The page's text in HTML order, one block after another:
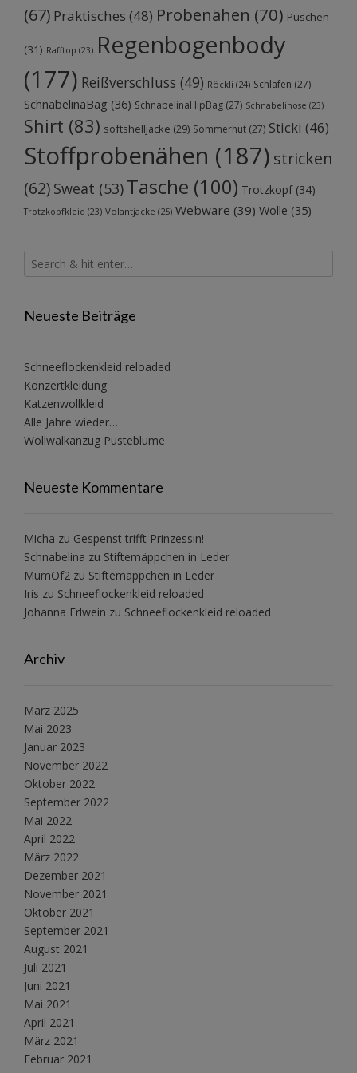
(67) Praktisches (48) Probenähen (70) Puschen
(31) Rafftop (23) Regenbogenbody
(177) Reißverschluss (49) Röckli (24) Schlafen (27)
SchnabelinaBag (36) SchnabelinaHipBag (27) Schnabelinose (23)
Shirt (83) softshelljacke (29) Sommerhut (27) Sticki (46)
Stoffprobenähen (187) stricken
(62) Sweat (53) Tasche (100) Trotzkopf(34)
Trotzkopfkleid (23) Volantjacke (25) Webware (39) Wolle (35)
Neueste Beiträge
Schneeflockenkleid reloaded
Konzertkleidung
Katzenwollkleid
Alle Jahre wieder…
Wollwalkanzug Pusteblume
Neueste Kommentare
Micha zu Gespenst trifft Prinzessin!
Schnabelina zu Stiftemäppchen in Leder
MumOf2 zu Stiftemäppchen in Leder
Iris zu Schneeflockenkleid reloaded
Johanna Erlwein zu Schneeflockenkleid reloaded
Archiv
März 2025
Mai 2023
Januar 2023
November 2022
Oktober 2022
September 2022
Mai 2022
April 2022
März 2022
Dezember 2021
November 2021
Oktober 2021
September 2021
August 2021
Juli 2021
Juni 2021
Mai 2021
April 2021
März 2021
Februar 2021